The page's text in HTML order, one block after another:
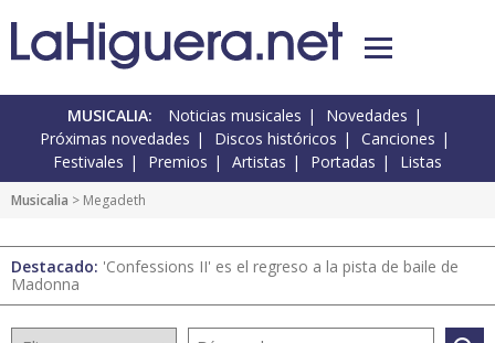
MUSICALIA: Noticias musicales
Novedades
Próximas novedades
Discos históricos
Canciones
Festivales
Premios Artistas Portadas Listas
Musicalia > Megadeth
Destacado: 'Confessions II' es el regreso a la pista de baile de
Madonna